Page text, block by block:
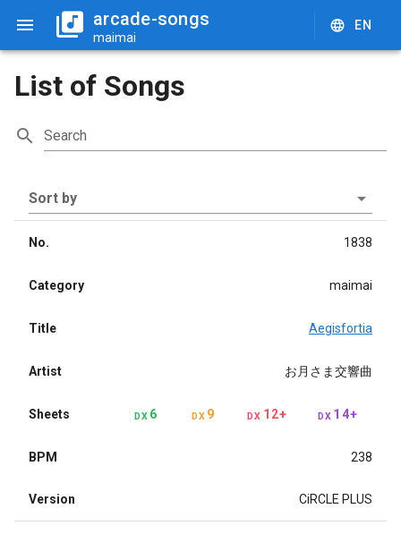
arcade-songs
maimai
EN
List of Songs
Search
Sort by
No. 1838
Category maimai
Title Aegisfortia
Artist お月さま交響曲
Sheets DX 6 DX 9 DX 12+ DX 14+
BPM 238
Version CiRCLE PLUS